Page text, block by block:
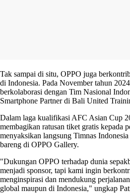
Tak sampai di situ, OPPO juga
di Indonesia. Pada November tahun
berkolaborasi dengan Tim Nasional
Smartphone Partner di Bali United
Dalam laga kualifikasi AFC Asian Cup
membagikan ratusan tiket gratis kepada
menyaksikan langsung Timnas
bareng di OPPO Gallery.
"Dukungan OPPO terhadap dunia
menjadi sponsor, tapi kami ingin
menginspirasi dan mendukung
global maupun di Indonesia," ungkap